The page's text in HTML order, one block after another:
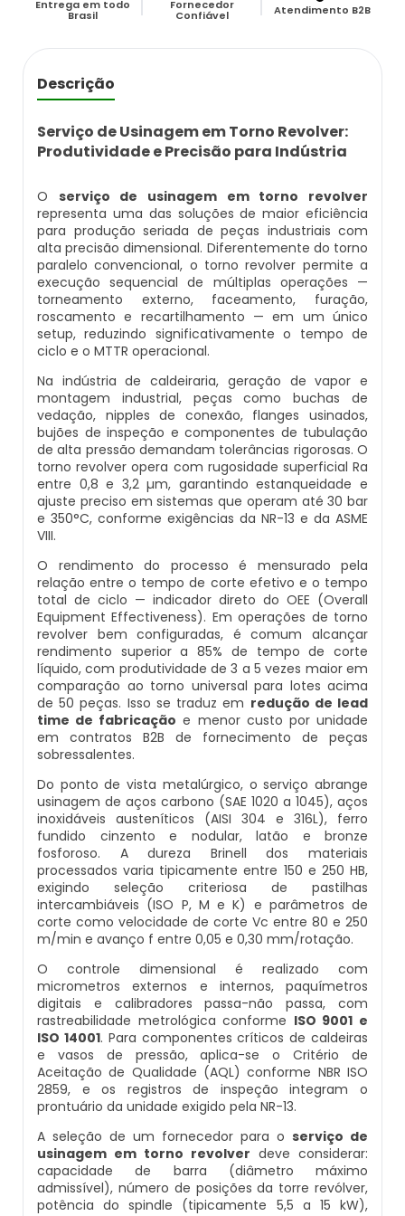
Caldeira Flamotubular Venda
Caldeira Flamotubular Vertical
Caldeira Fogotubular
Caldeira Fogotubular Horizontal
Caldeira Fogotubular Vertical
Caldeira Horizontal
Caldeira Industrial
Caldeira Industrial A Gás
Caldeira Industrial A Lenha
Caldeira Industrial Preço
Caldeira Vertical
Caldeiraria De Fabricação E Montagem
Industrial
Caldeiraria E Montagem Industrial
Caldeiraria Industrial
Caldeiraria Pesada
Caldeiras De Recuperação De Calor Sensivel
Caldeiras E Aquecedores
Caldeiras E Vasos De Pressão
Comprar Caldeira
Controle E Automação De Caldeiras
Curso De Segurança Na Operação De
Caldeiras
Curso Operação De Caldeira
Curso Treinamento De Segurança Na
Operação De Caldeiras
Economizador Para Caldeiras
Empresa De Serviços Caldeiraria
Empresas Que Inspecionam Caldeiras
Inspeção De Caldeiras A Vapor
Inspeção De Caldeiras E Vasos De Pressão
Inspeção De Caldeiras Flamotubulares
Inspeção De Caldeiras Preço
Inspeção De Caldeiras Profissional
Habilitado
Inspeção De Integridade De Caldeiras
Inspeção De Integridade Em Caldeiras
Inspeção De Segurança Caldeira
Inspeção De Segurança De Caldeiras
Inspeção De Segurança Em Caldeiras
Inspeção De Segurança Em Caldeiras E
Vasos De Pressão
Inspeção De Segurança Em Vasos De
Pressão
Inspeção Dimensional De Caldeiraria
Inspeção Dimensional De Caldeiraria E
Tubulação
Inspeção Em Caldeiras
Inspeção Em Caldeiras Aquatubulares
Inspeção Inicial Em Caldeiras
Inspeção Nas Caldeiras
Inspeção Periodica Em Caldeiras
Manutenção E Inspeção De Caldeiras
Plano De Inspeção De Caldeiras
Empresa Que Fazem Montagem De
Caldeiras
Empresas De Caldeiraria E Montagem
Industrial
Empresas De Montagem De Caldeiras
Manutenção De Caldeiras
Manutenção De Caldeiras A Gásoleo
Manutenção De Caldeiras A Lenha
Manutenção De Caldeiras A Vapor
Manutenção De Caldeiras E Aquecedores
Manutenção De Caldeiras Em Sp
Manutenção De Caldeiras Industriais
Manutenção Em Caldeiras De Alta Pressão
Manutenção Preventiva Caldeiras
Montagem Caldeiras
Montagem De Caldeiras
Montagem De Caldeiras A Vapor
Montagem De Caldeiras Preço
Montagem De Caldeiras A Gás
Montagem De Caldeiras A Lenha
Montagem De Caldeiras A Pellets
Montagem De Caldeiras De Aquecimento
Montagem De Caldeiras Empresa
Preço Montagem De Caldeira A Gás
Caldeira A Vapor Industrial A Venda
Caldeira A Vapor Para Cozinha Industrial
Caldeira A Vapor Para Sauna
Caldeira A Vapor Pequena
Caldeira A Vapor Preço
Caldeira A Vapor Vertical
Caldeira De Vapor
Caldeira De Vapor A Gás
Caldeira De Vapor A Venda
Caldeira De Vapor Eletrica
Caldeira Em Vapor
Caldeira Geradora De Vapor A Lenha
Caldeira Locomotiva A Vapor
Caldeira Usada A Venda
Caldeira Vapor A Lenha
Compra E Venda De Caldeiras Usadas
Comprar Caldeira A Vapor
Comprar Caldeira De Vapor
Distribuidor De Caldeira A Vapor
Empresa De Caldeira A Vapor
Fabrica De Caldeira A Vapor
Fabricante De Caldeira A Vapor
Ferro Com Caldeira A Vapor
Fornecedor De Caldeira A Vapor
Onde Comprar Caldeira A Vapor
Peças Para Caldeira A Vapor
Caldeira A Gás Natural Preço
Caldeira A Gás Preço
Caldeira A Gás Roca
Caldeira A Gás Usada
Caldeira A Gás Vulcano
Caldeira De Aquecimento A Gás
Caldeira De Aquecimento Central A Gás
Caldeira Mural A Gás
Caldeira Mural A Gás Preço
Caldeira Mural A Gás Roca
Comprar Caldeira A Gás
Cotação De Caldeira A Gás
Distribuidor De Caldeira A Gás
Empresa De Caldeira A Gás
Empresa De Manutenção De Caldeira A Gás
Fornecedor De Caldeira A Gás
Manutenção De Caldeira A Gás
Onde Comprar Caldeira A Gás
Peças Para Caldeira A Gás
Queimador De Caldeira A Gás
Queimador Para Caldeira A Gás
Serviço De Manutenção Caldeira A Gás
Valor Caldeira A Gás
Venda Caldeira A Gás
Peças De Caldeiras
Melhor Caldeira Gás Natural
Entrega em todo
Brasil
Fornecedor
Confiável Atendimento B2B
Descrição
Serviço de Usinagem em Torno Revolver:
Produtividade e Precisão para Indústria
O serviço de usinagem em torno revolver
representa uma das soluções de maior eficiência
para produção seriada de peças industriais com
alta precisão dimensional. Diferentemente do torno
paralelo convencional, o torno revolver permite a
execução sequencial de múltiplas operações —
torneamento externo, faceamento, furação,
roscamento e recartilhamento — em um único
setup, reduzindo significativamente o tempo de
ciclo e o MTTR operacional.
Na indústria de caldeiraria, geração de vapor e
montagem industrial, peças como buchas de
vedação, nipples de conexão, flanges usinados,
bujões de inspeção e componentes de tubulação
de alta pressão demandam tolerâncias rigorosas. O
torno revolver opera com rugosidade superficial Ra
entre 0,8 e 3,2 µm, garantindo estanqueidade e
ajuste preciso em sistemas que operam até 30 bar
e 350°C, conforme exigências da NR-13 e da ASME
VIII.
O rendimento do processo é mensurado pela
relação entre o tempo de corte efetivo e o tempo
total de ciclo — indicador direto do OEE (Overall
Equipment Effectiveness). Em operações de torno
revolver bem configuradas, é comum alcançar
rendimento superior a 85% de tempo de corte
líquido, com produtividade de 3 a 5 vezes maior em
comparação ao torno universal para lotes acima
de 50 peças. Isso se traduz em redução de lead
time de fabricação e menor custo por unidade
em contratos B2B de fornecimento de peças
sobressalentes.
Do ponto de vista metalúrgico, o serviço abrange
usinagem de aços carbono (SAE 1020 a 1045), aços
inoxidáveis austeníticos (AISI 304 e 316L), ferro
fundido cinzento e nodular, latão e bronze
fosforoso. A dureza Brinell dos materiais
processados varia tipicamente entre 150 e 250 HB,
exigindo seleção criteriosa de pastilhas
intercambiáveis (ISO P, M e K) e parâmetros de
corte como velocidade de corte Vc entre 80 e 250
m/min e avanço f entre 0,05 e 0,30 mm/rotação.
O controle dimensional é realizado com
micrometros externos e internos, paquímetros
digitais e calibradores passa-não passa, com
rastreabilidade metrológica conforme ISO 9001 e
ISO 14001. Para componentes críticos de caldeiras
e vasos de pressão, aplica-se o Critério de
Aceitação de Qualidade (AQL) conforme NBR ISO
2859, e os registros de inspeção integram o
prontuário da unidade exigido pela NR-13.
A seleção de um fornecedor para o serviço de
usinagem em torno revolver deve considerar:
capacidade de barra (diâmetro máximo
admissível), número de posições da torre revólver,
potência do spindle (tipicamente 5,5 a 15 kW),